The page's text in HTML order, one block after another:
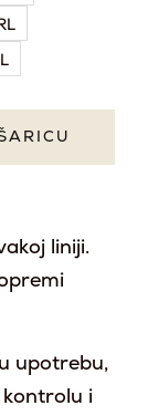
liniji.
upotrebu,
i